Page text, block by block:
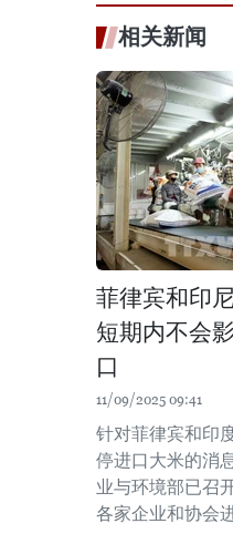
相关新闻
菲律宾和印
短期内不会
口
11/09/2025 09:41
针对菲律宾和印
停进口大米的消
业与环境部已召
各家企业和协会